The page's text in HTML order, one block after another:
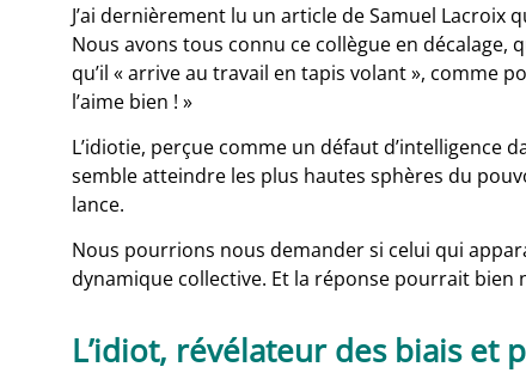
J’ai dernièrement lu un article de Samuel
Nous avons tous connu ce collègue en décalage,
qu’il « arrive au travail en tapis volant », comme
l’aime bien ! »
L’idiotie, perçue comme un défaut d’intelligence
semble atteindre les plus hautes sphères du
lance.
Nous pourrions nous demander si celui qui
dynamique collective. Et la réponse pourrait bien
L’idiot, révélateur des biais